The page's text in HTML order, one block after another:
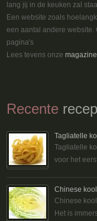
lang jij in de keuken zal
Een website zoals
een aantal andere website.
pagina's
Lees tevens onze
Recente
Tagliatelle
Tagliatelle
voor het
Chinese
Chinese
Het is